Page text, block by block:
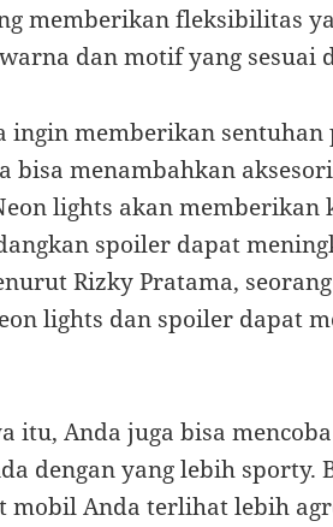
memberikan fleksibilitas
dan motif yang sesuai
ingin memberikan
bisa menambahkan
lights akan
spoiler dapat
Rizky Pratama,
lights dan spoiler dapat
itu, Anda juga bisa
dengan yang lebih sporty.
mobil Anda terlihat lebih